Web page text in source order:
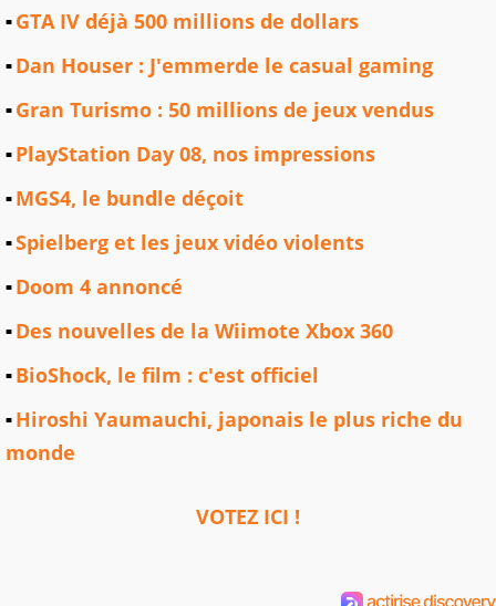
GTA IV déjà 500 millions de dollars
Dan Houser : J'emmerde le casual gaming
Gran Turismo : 50 millions de jeux vendus
PlayStation Day 08, nos impressions
MGS4, le bundle déçoit
Spielberg et les jeux vidéo violents
Doom 4 annoncé
Des nouvelles de la Wiimote Xbox 360
BioShock, le film : c'est officiel
Hiroshi Yaumauchi, japonais le plus riche du
monde
VOTEZ ICI !